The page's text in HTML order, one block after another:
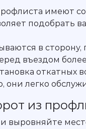
подобрать
в сторону,
въездом
откатных
они легко
из
выровняйте